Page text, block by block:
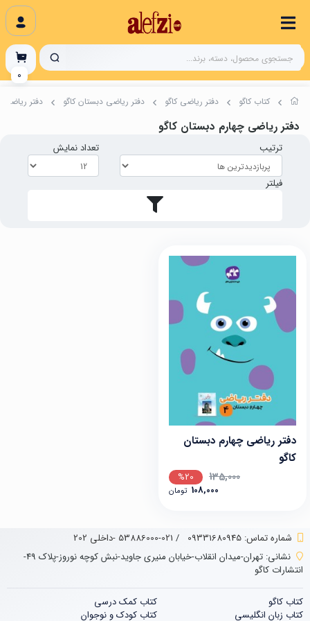
کتاب کاگو دفتر ریاضی کاگو دفتر ریاضی دبستان کاگو دفتر ریاضی
دفتر ریاضی چهارم دبستان کاگو
ترتیب تعداد نمایش
فیلتر
دفتر ریاضی چهارم دبستان
کاگو
135,000
%20
108,000 تومان
شماره تماس‌: 09331680945 / 021-53886000 -داخلی 202
نشانی:
تهران-میدان انقلاب-خیابان منیری جاوید-نبش کوچه نوروز-پلاک 49-
انتشارات کاگو
کتاب کاگو
کتاب‌‌ کمک درسی
کتاب زبان انگلیسی
کتاب کودک و نوجوان
0